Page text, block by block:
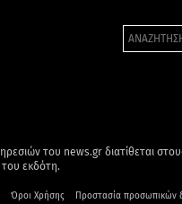
του news.gr διατίθεται
εκδότη.
Όροι Χρήσης Προστασία προσωπικών